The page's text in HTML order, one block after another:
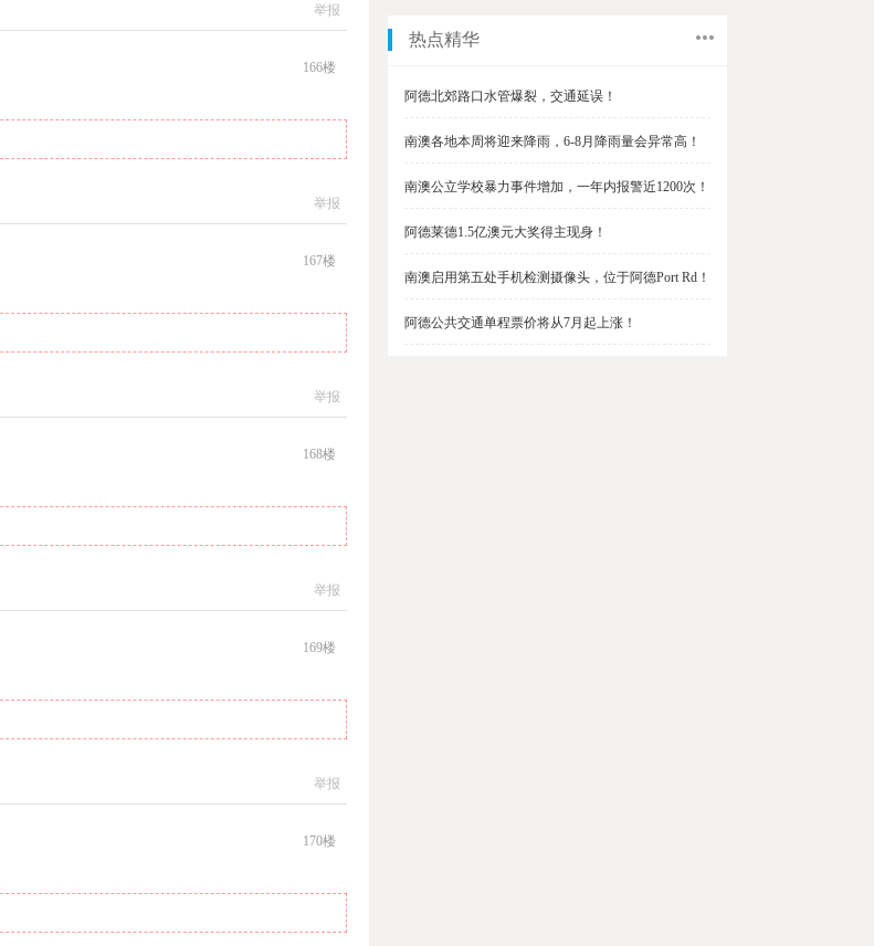
举报
166楼
举报
167楼
举报
168楼
举报
169楼
举报
170楼
热点精华
阿德北郊路口水管爆裂，交通延误！
南澳各地本周将迎来降雨，6-8月降雨量会异常高！
南澳公立学校暴力事件增加，一年内报警近1200次！
阿德莱德1.5亿澳元大奖得主现身！
南澳启用第五处手机检测摄像头，位于阿德Port Rd！
阿德公共交通单程票价将从7月起上涨！